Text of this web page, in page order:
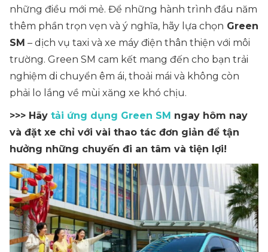
những điều mới mẻ. Để những hành trình đầu năm
thêm phần trọn vẹn và ý nghĩa, hãy lựa chọn Green
SM – dịch vụ taxi và xe máy điện thân thiện với môi
trường. Green SM cam kết mang đến cho bạn trải
nghiệm di chuyển êm ái, thoải mái và không còn
phải lo lắng về mùi xăng xe khó chịu.
>>> Hãy tải ứng dụng Green SM ngay hôm nay
và đặt xe chỉ với vài thao tác đơn giản để tận
hưởng những chuyến đi an tâm và tiện lợi!